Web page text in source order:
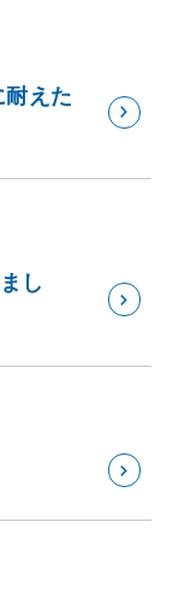
耐えた
し